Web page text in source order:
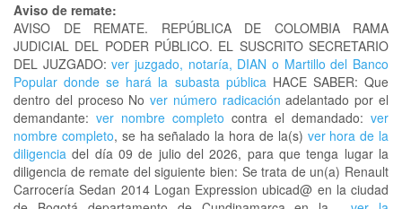
Aviso de remate:
AVISO DE REMATE. REPÚBLICA DE COLOMBIA RAMA
JUDICIAL DEL PODER PÚBLICO. EL SUSCRITO SECRETARIO
DEL JUZGADO: ver juzgado, notaría, DIAN o Martillo del Banco
Popular donde se hará la subasta públicaHACE SABER: Que
dentro del proceso Nover número radicación adelantado por el
demandante: ver nombre completo contra el demandado: ver
nombre completo, se ha señalado la hora de la(s) ver hora de la
diligencia del día 09 de julio del 2026, para que tenga lugar la
diligencia de remate del siguiente bien: Se trata de un(a) Renault
Carrocería Sedan 2014 Logan Expression ubicad@ en la ciudad